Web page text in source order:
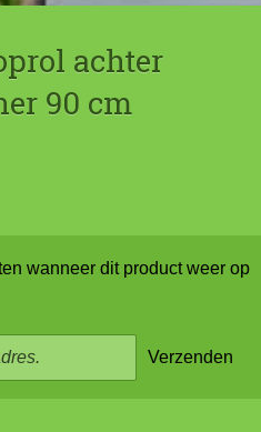
achter
90 cm
wanneer dit product weer op
Verzenden